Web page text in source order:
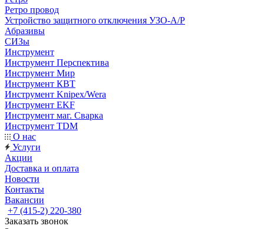
Ретро провод
Устройство защитного отключения УЗО-А/Р
Абразивы
СИЗы
Инструмент
Инструмент Перспектива
Инструмент Мир
Инструмент КВТ
Инструмент Knipex/Wera
Инструмент EKF
Инструмент маг. Сварка
Инструмент TDM
О нас
Услуги
Акции
Доставка и оплата
Новости
Контакты
Вакансии
+7 (415-2) 220-380
Заказать звонок